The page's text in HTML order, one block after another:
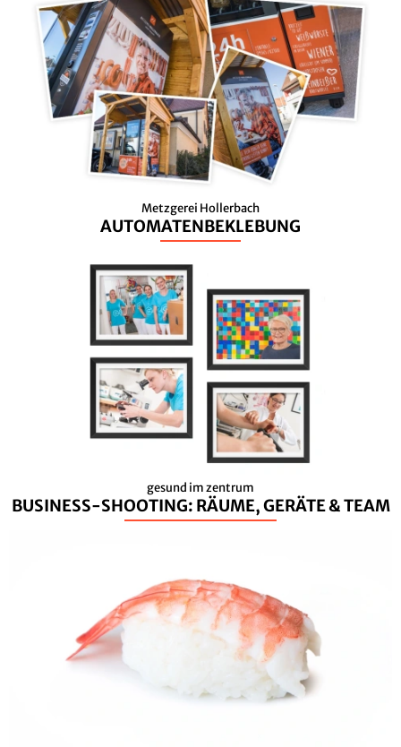
Metzgerei Hollerbach
AUTOMATENBEKLEBUNG
gesund im zentrum
BUSINESS-SHOOTING: RÄUME, GERÄTE & TEAM